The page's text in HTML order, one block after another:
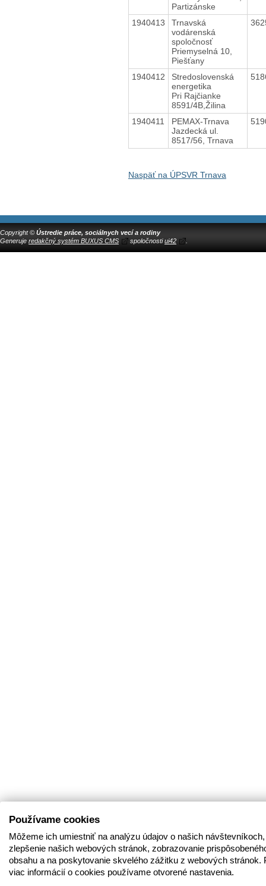
Partizánske
1940413
Trnavská
vodárenská
spoločnosť
Priemyselná 10,
Piešťany
1940412
Stredoslovenská
energetika
Pri Rajčianke
8591/4B,Žilina
1940411
PEMAX-Trnava
Jazdecká ul.
8517/56, Trnava
Naspäť na ÚPSVR Trnava
Copyright © Ústredie práce, sociálnych vecí a rodiny
Generuje redakčný systém BUXUS CMS spoločnostiui42
Používame cookies
Môžeme ich umiestniť na analýzu údajov o našich
zlepšenie našich webových stránok, zobrazovanie
obsahu a na poskytovanie skvelého zážitku z webových stránok.
viac informácií o cookies používame otvorené nastavenia.